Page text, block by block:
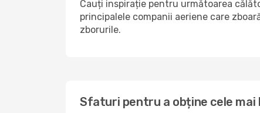
Cauți inspirație pentru următoarea
principalele companii aeriene care
zborurile.
Sfaturi pentru a obține cele mai